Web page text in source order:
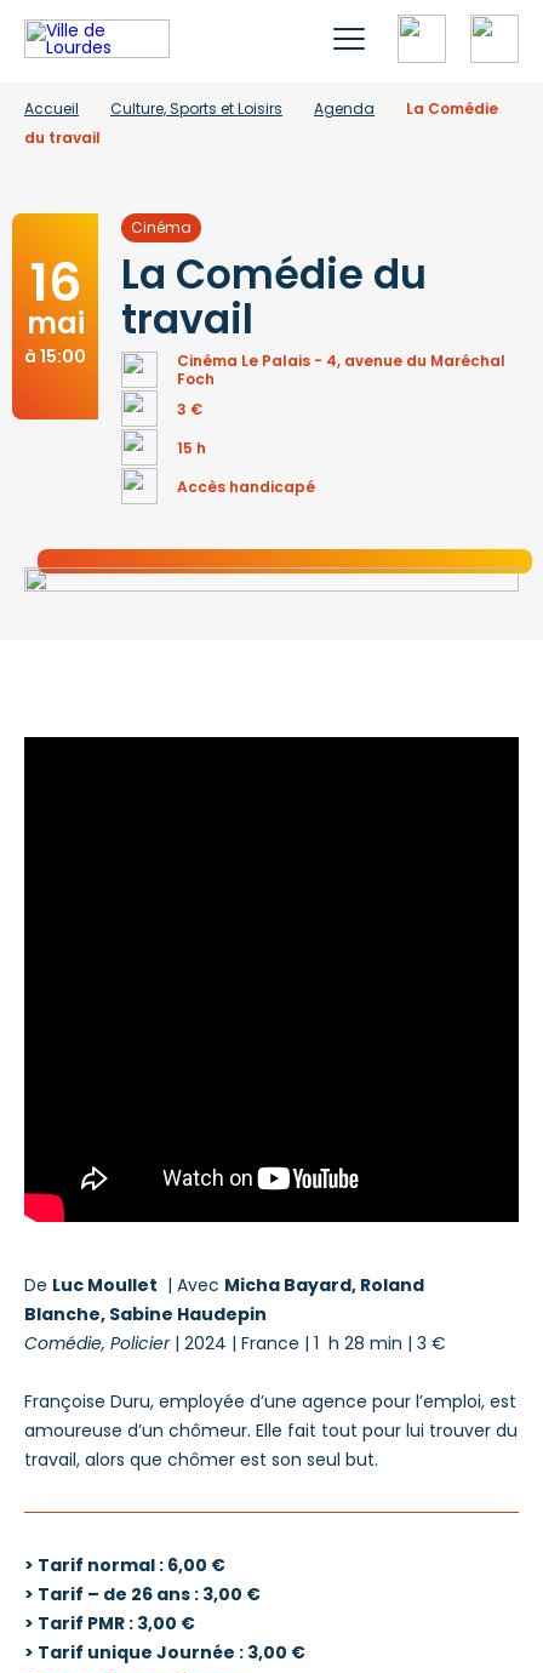
Accueil Culture, Sports et Loisirs Agenda
La Comédie
du travail
16
mai
à 15:00
Cinéma
La Comédie du
travail
Cinéma Le Palais - 4, avenue du Maréchal
Foch
3 €
15 h
Accès handicapé
De Luc Moullet | Avec Micha Bayard, Roland
Blanche, Sabine Haudepin
Comédie, Policier| 2024 | France | 1 h 28 min | 3 €
Françoise Duru, employée d’une agence pour l’emploi, est
amoureuse d’un chômeur. Elle fait tout pour lui trouver du
travail, alors que chômer est son seul but.
> Tarif normal : 6,00 €
> Tarif – de 26 ans : 3,00 €
> Tarif PMR : 3,00 €
> Tarif unique Journée : 3,00 €